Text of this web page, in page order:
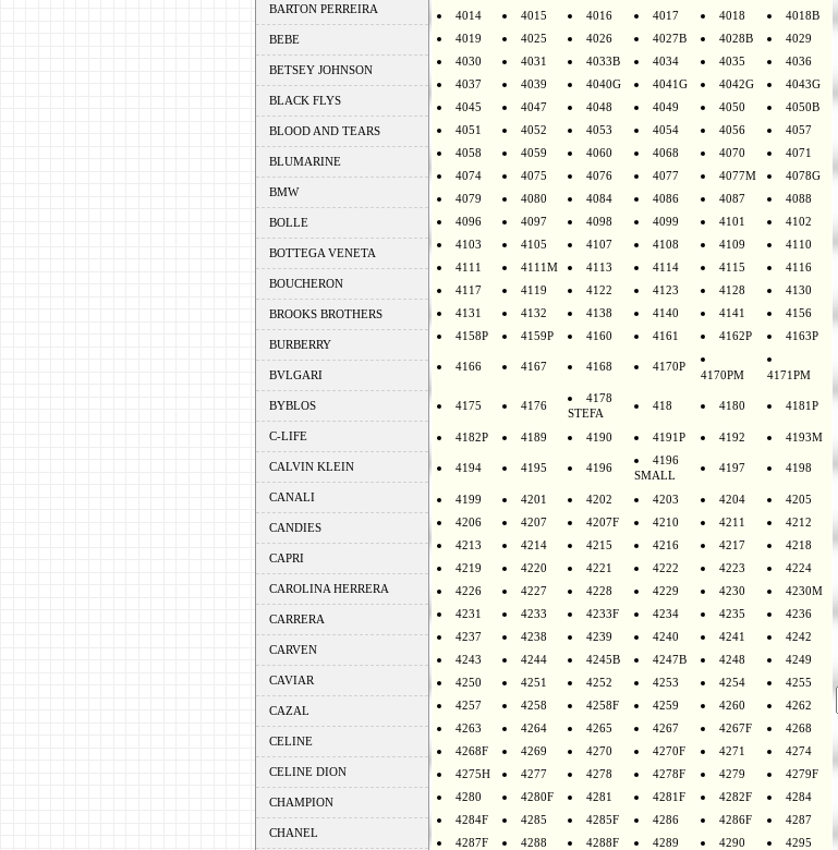
BARTON PERREIRA
BEBE
BETSEY JOHNSON
BLACK FLYS
BLOOD AND TEARS
BLUMARINE
BMW
BOLLE
BOTTEGA VENETA
BOUCHERON
BROOKS BROTHERS
BURBERRY
BVLGARI
BYBLOS
C-LIFE
CALVIN KLEIN
CANALI
CANDIES
CAPRI
CAROLINA HERRERA
CARRERA
CARVEN
CAVIAR
CAZAL
CELINE
CELINE DION
CHAMPION
CHANEL
4014
4015 4016 4017 4018
4018B
4019
4025 4026 4027B 4028B
4029
4030
4031 4033B 4034 4035
4036
4037
4039 4040G 4041G 4042G
4043G
4045
4047 4048 4049 4050
4050B
4051
4052 4053 4054 4056
4057
4058
4059 4060 4068 4070
4071
4074
4075 4076 4077 4077M
4078G
4079
4080 4084 4086 4087
4088
4096
4097 4098 4099 4101
4102
4103
4105 4107 4108 4109
4110
4111
4111M 4113 4114 4115
4116
4117
4119 4122 4123 4128
4130
4131
4132 4138 4140 4141
4156
4158P
4159P 4160 4161 4162P 4163P
4166 4167 4168 4170P
4170PM 4171PM
4175 4176
4178
STEFA
418 4180 4181P
4182P 4189 4190 4191P 4192 4193M
4194 4195 4196
4196
SMALL
4197 4198
4199 4201 4202 4203 4204
4205
4206
4207 4207F 4210 4211
4212
4213
4214 4215 4216 4217
4218
4219
4220 4221 4222 4223
4224
4226
4227 4228 4229 4230
4230M
4231
4233 4233F 4234 4235
4236
4237
4238 4239 4240 4241
4242
4243
4244 4245B 4247B 4248
4249
4250
4251 4252 4253 4254
4255
4257
4258 4258F 4259 4260
4262
4263
4264 4265 4267 4267F
4268
4268F
4269 4270 4270F 4271
4274
4275H
4277 4278 4278F 4279
4279F
4280
4280F 4281 4281F 4282F
4284
4284F
4285 4285F 4286 4286F
4287
4287F
4288 4288F 4289 4290
4295